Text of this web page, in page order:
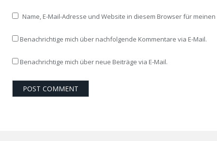
Name, E-Mail-Adresse und Website in diesem Browser für
Benachrichtige mich über nachfolgende Kommentare via E-Mail.
Benachrichtige mich über neue Beiträge via E-Mail.